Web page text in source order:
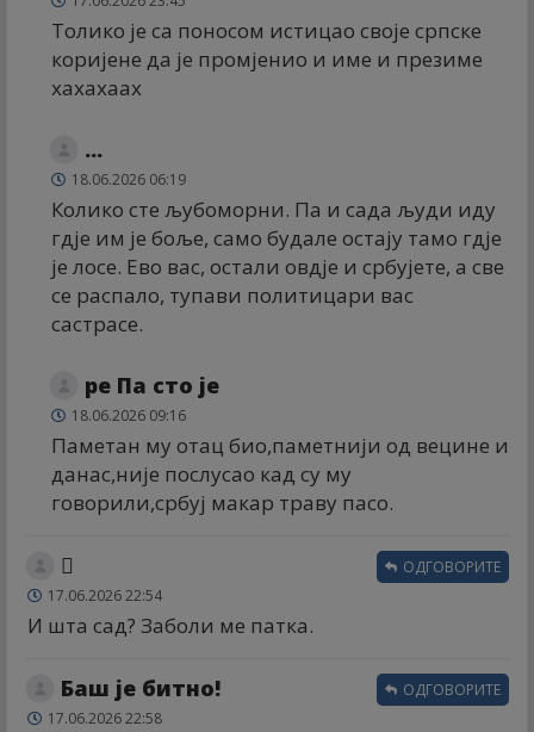
Толико је са поносом истицао своје српске
коријене да је промјенио и име и презиме
хахахаах
...
18.06.2026 06:19
Колико сте љубоморни. Па и сада људи иду
гдје им је боље, само будале остају тамо гдје
је лосе. Ево вас, остали овдје и србујете, а све
се распало, тупави политицари вас
састрасе.
ре Па сто је
18.06.2026 09:16
Паметан му отац био,паметнији од вецине и
данас,није послусао кад су му
говорили,србуј макар траву пасо.
🫩
17.06.2026 22:54
И шта сад? Заболи ме патка.
ОДГОВОРИТЕ
Баш је битно!
17.06.2026 22:58
ОДГОВОРИТЕ